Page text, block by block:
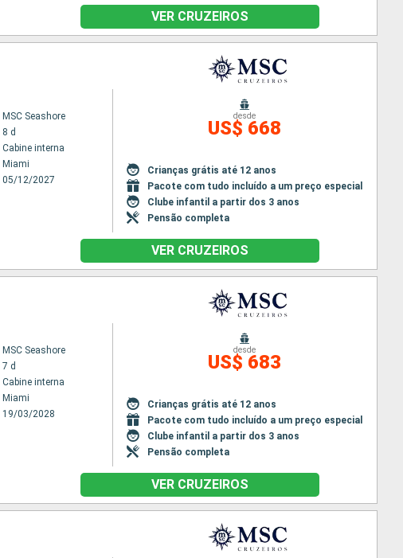
VER CRUZEIROS
MSC Seashore
8 d
Cabine interna
Miami
05/12/2027
desde
US$ 668
Crianças grátis até 12 anos
Pacote com tudo incluído a um preço especial
Clube infantil a partir dos 3 anos
Pensão completa
VER CRUZEIROS
MSC Seashore
7 d
Cabine interna
Miami
19/03/2028
desde
US$ 683
Crianças grátis até 12 anos
Pacote com tudo incluído a um preço especial
Clube infantil a partir dos 3 anos
Pensão completa
VER CRUZEIROS